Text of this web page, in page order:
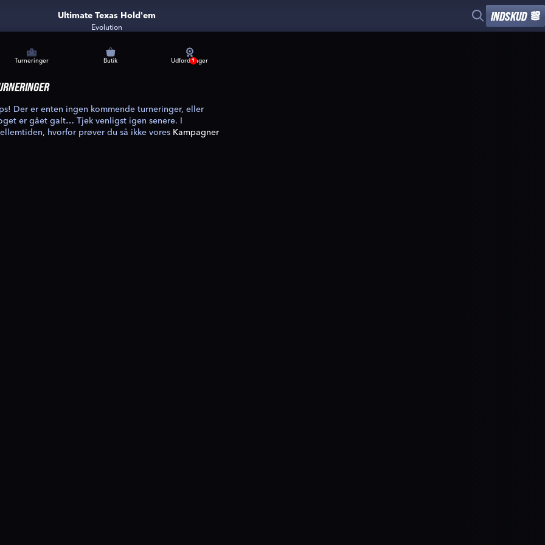
Ultimate Texas Hold'em
Evolution
INDSKUD
Turneringer Butik 1
Udfordringer
Der er enten ingen kommende turneringer, eller
er gået galt… Tjek venligst igen senere. I
hvorfor prøver du så ikke vores Kampagner